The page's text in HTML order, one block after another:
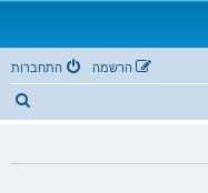
התחברות הרשמה